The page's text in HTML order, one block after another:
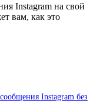
Instagram на свой
вам, как это
Instagram без